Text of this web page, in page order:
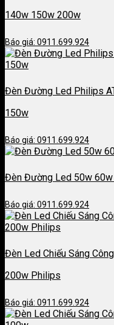
140w 150w 200w
Báo giá: 0911.699.924
Đèn Đường Led Philips
150w
Báo giá: 0911.699.924
Đèn Đường Led 50w
Báo giá: 0911.699.924
Đèn Led Chiếu Sáng
200w Philips
Báo giá: 0911.699.924